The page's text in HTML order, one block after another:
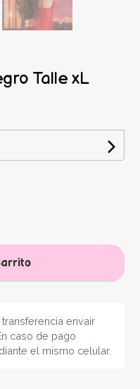
Talle xL
envair
caso de pago
el mismo celular.